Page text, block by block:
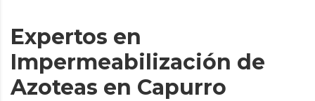
Expertos en
Impermeabilización de
Azoteas en Capurro